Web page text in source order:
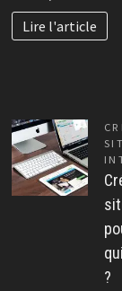
Lire l'article
?